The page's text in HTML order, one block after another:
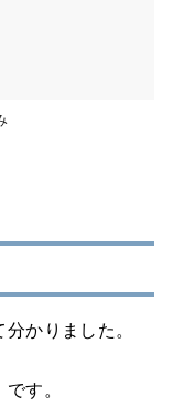
かりました。
です。